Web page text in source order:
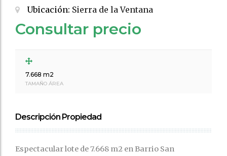
Ubicación: Sierra de la Ventana
Consultar precio
7.668 m2
TAMAÑO ÁREA
Descripción Propiedad
Espectacular lote de 7.668 m2 en Barrio San